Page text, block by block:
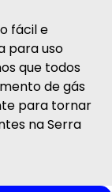
fácil e
para uso
que todos
de gás
para tornar
na Serra